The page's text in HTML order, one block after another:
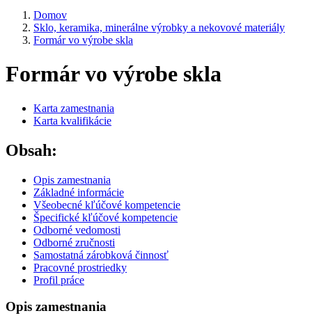
Domov
Sklo, keramika, minerálne výrobky a nekovové materiály
Formár vo výrobe skla
Formár vo výrobe skla
Karta zamestnania
Karta kvalifikácie
Obsah:
Opis zamestnania
Základné informácie
Všeobecné kľúčové kompetencie
Špecifické kľúčové kompetencie
Odborné vedomosti
Odborné zručnosti
Samostatná zárobková činnosť
Pracovné prostriedky
Profil práce
Opis zamestnania